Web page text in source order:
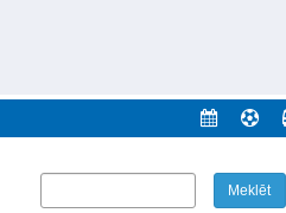
novadu un apkārtējos novadus un pilsētas.